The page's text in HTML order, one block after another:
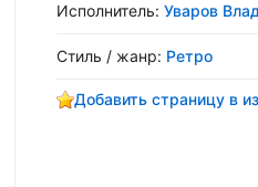
Исполнитель: Уваров
Стиль / жанр: Ретро
Добавить страницу в